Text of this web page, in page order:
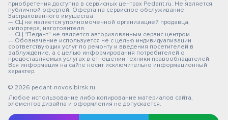
приобретения доступна в сервисных центрах Pedant.ru. Не является
публичной офертой. Оферта на сервисное обслуживание
Застрахованного имущества
— СЦ не является уполномоченной организацией продавца,
импортера, изготовителя.
— СЦ "Педант" не является авторизованным сервис центром.
— Обозначение используется не с целью индивидуализации
соответствующих услуг по ремонту и введения посетителей в
заблуждение, а с целью информирования потребителей о
предоставляемых услугах в отношении техники правообладателей.
Вся информация на сайте носит исключительно информационный
характер.
© 2026 pedant-novosibirsk.ru
Любое использование либо копирование материалов сайта,
элементов дизайна и оформления не допускается.